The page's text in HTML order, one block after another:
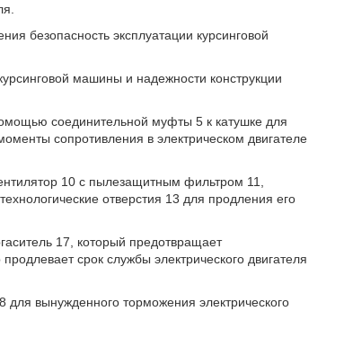
безопасность эксплуатации курсинговой
машины и надежности конструкции
соединительной муфты 5 к катушке для
сопротивления в электрическом двигателе
10 с пылезащитным фильтром 11,
отверстия 13 для продления его
17, который предотвращает
срок службы электрического двигателя
для вынужденного торможения электрического